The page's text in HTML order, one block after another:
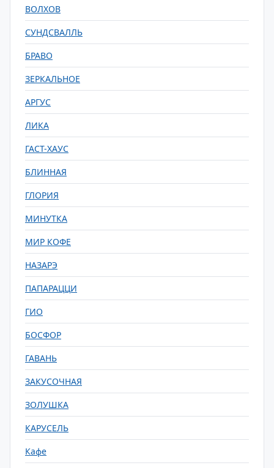
ВОЛХОВ
СУНДСВАЛЛЬ
БРАВО
ЗЕРКАЛЬНОЕ
АРГУС
ЛИКА
ГАСТ-ХАУС
БЛИННАЯ
ГЛОРИЯ
МИНУТКА
МИР КОФЕ
НАЗАРЭ
ПАПАРАЦЦИ
ГИО
БОСФОР
ГАВАНЬ
ЗАКУСОЧНАЯ
ЗОЛУШКА
КАРУСЕЛЬ
Кафе